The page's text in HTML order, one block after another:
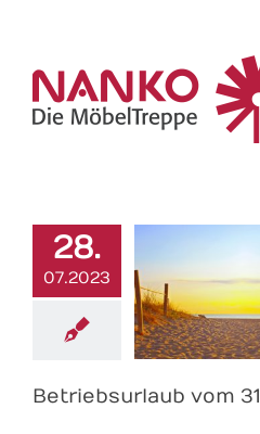
content
28.
07.2023
Betriebsurlaub vom